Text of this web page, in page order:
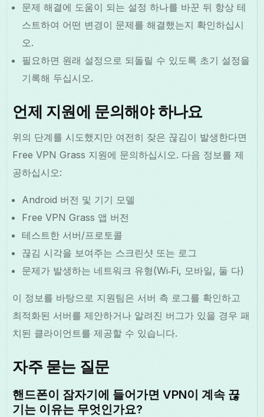
문제 해결에 도움이 되는 설정 하나를 바꾼 뒤 항상 테
스트하여 어떤 변경이 문제를 해결했는지 확인하십시
오.
필요하면 원래 설정으로 되돌릴 수 있도록 초기 설정을
기록해 두십시오.
언제 지원에 문의해야 하나요
위의 단계를 시도했지만 여전히 잦은 끊김이 발생한다면
Free VPN Grass 지원에 문의하십시오. 다음 정보를 제
공하십시오:
Android 버전 및 기기 모델
Free VPN Grass 앱 버전
테스트한 서버/프로토콜
끊김 시각을 보여주는 스크린샷 또는 로그
문제가 발생하는 네트워크 유형(Wi‑Fi, 모바일, 둘 다)
이 정보를 바탕으로 지원팀은 서버 측 로그를 확인하고
최적화된 서버를 제안하거나 알려진 버그가 있을 경우 패
치된 클라이언트를 제공할 수 있습니다.
자주 묻는 질문
핸드폰이 잠자기에 들어가면 VPN이 계속 끊
기는 이유는 무엇인가요?